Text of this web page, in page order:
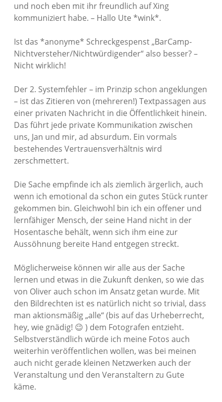
und noch eben mit ihr freundlich auf Xing
kommuniziert habe. – Hallo Ute *wink*.
Ist das *anonyme* Schreckgespenst „BarCamp-
Nichtversteher/Nichtwürdigender“ also besser? –
Nicht wirklich!
Der 2. Systemfehler – im Prinzip schon angeklungen
– ist das Zitieren von (mehreren!) Textpassagen aus
einer privaten Nachricht in die Öffentlichkeit hinein.
Das führt jede private Kommunikation zwischen
uns, Jan und mir, ad absurdum. Ein vormals
bestehendes Vertrauensverhältnis wird
zerschmettert.
Die Sache empfinde ich als ziemlich ärgerlich, auch
wenn ich emotional da schon ein gutes Stück runter
gekommen bin. Gleichwohl bin ich ein offener und
lernfähiger Mensch, der seine Hand nicht in der
Hosentasche behält, wenn sich ihm eine zur
Aussöhnung bereite Hand entgegen streckt.
Möglicherweise können wir alle aus der Sache
lernen und etwas in die Zukunft denken, so wie das
von Oliver auch schon im Ansatz getan wurde. Mit
den Bildrechten ist es natürlich nicht so trivial, dass
man aktionsmäßig „alle“ (bis auf das Urheberrecht,
hey, wie gnädig! 😉 ) dem Fotografen entzieht.
Selbstverständlich würde ich meine Fotos auch
weiterhin veröffentlichen wollen, was bei meinen
auch nicht gerade kleinen Netzwerken auch der
Veranstaltung und den Veranstaltern zu Gute
käme.